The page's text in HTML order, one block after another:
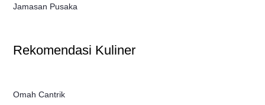
Jamasan Pusaka
Rekomendasi Kuliner
Omah Cantrik